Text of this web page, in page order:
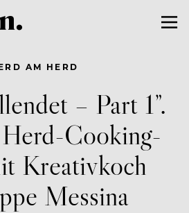
AM HERD
– Part 1”.
Cooking-
Kreativkoch
Messina